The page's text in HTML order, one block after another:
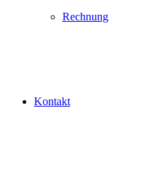
Rechnung
Kontakt